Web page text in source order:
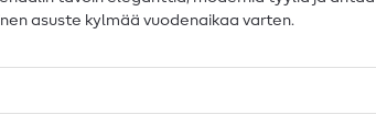
asuste kylmää vuodenaikaa varten.